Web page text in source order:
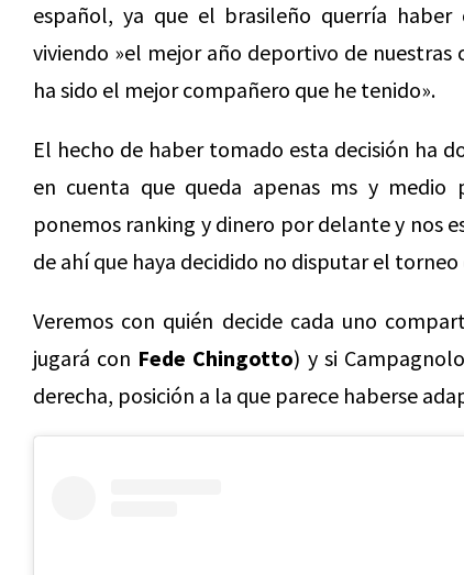
español, ya que el brasileño querría
viviendo »el mejor año deportivo de nuestras
ha sido el mejor compañero que he tenido».
El hecho de haber tomado esta decisión ha
en cuenta que queda apenas ms y medio
ponemos ranking y dinero por delante y nos
de ahí que haya decidido no disputar el torneo
Veremos con quién decide cada uno
jugará con Fede Chingotto) y si
derecha, posición a la que parece haberse